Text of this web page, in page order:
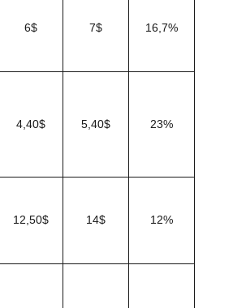
6$ 7$ 16,7%
4,40$ 5,40$ 23%
12,50$ 14$ 12%